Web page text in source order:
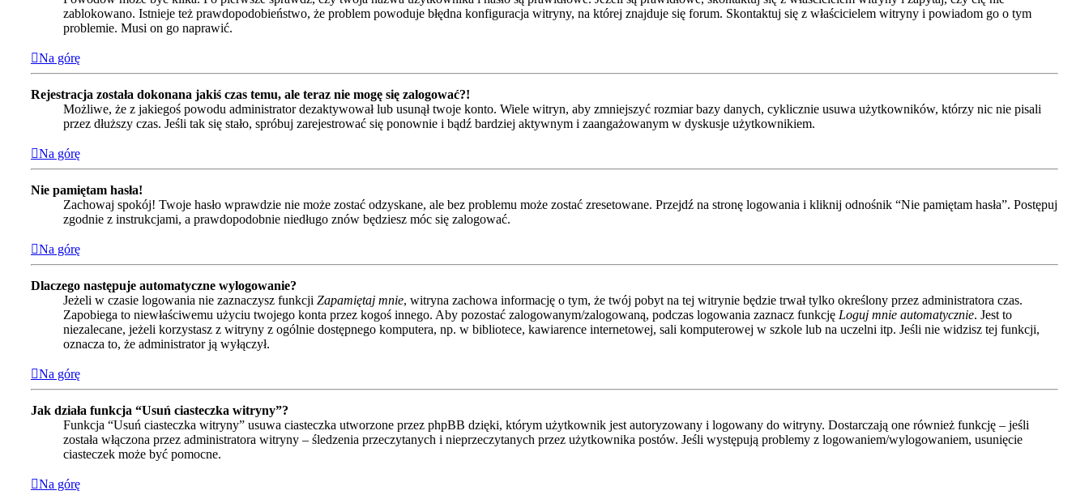
zablokowano. Istnieje też prawdopodobieństwo, że problem powoduje błędna konfiguracja witryny, na której znajduje się forum. Skontaktuj się z właścicielem witryny i powiadom go o tym
problemie. Musi on go naprawić.
Na górę
Rejestracja została dokonana jakiś czas temu, ale teraz nie mogę się zalogować?!
Możliwe, że z jakiegoś powodu administrator dezaktywował lub usunął twoje konto. Wiele witryn, aby zmniejszyć rozmiar bazy danych, cyklicznie usuwa użytkowników, którzy nic nie pisali
przez dłuższy czas. Jeśli tak się stało, spróbuj zarejestrować się ponownie i bądź bardziej aktywnym i zaangażowanym w dyskusje użytkownikiem.
Na górę
Nie pamiętam hasła!
Zachowaj spokój! Twoje hasło wprawdzie nie może zostać odzyskane, ale bez problemu może zostać zresetowane. Przejdź na stronę logowania i kliknij odnośnik “Nie pamiętam hasła”. Postępuj
zgodnie z instrukcjami, a prawdopodobnie niedługo znów będziesz móc się zalogować.
Na górę
Dlaczego następuje automatyczne wylogowanie?
Jeżeli w czasie logowania nie zaznaczysz funkcji Zapamiętaj mnie, witryna zachowa informację o tym, że twój pobyt na tej witrynie będzie trwał tylko określony przez administratora czas.
Zapobiega to niewłaściwemu użyciu twojego konta przez kogoś innego. Aby pozostać zalogowanym/zalogowaną, podczas logowania zaznacz funkcję Loguj mnie automatycznie. Jest to
niezalecane, jeżeli korzystasz z witryny z ogólnie dostępnego komputera, np. w bibliotece, kawiarence internetowej, sali komputerowej w szkole lub na uczelni itp. Jeśli nie widzisz tej funkcji,
oznacza to, że administrator ją wyłączył.
Na górę
Jak działa funkcja “Usuń ciasteczka witryny”?
Funkcja “Usuń ciasteczka witryny” usuwa ciasteczka utworzone przez phpBB dzięki, którym użytkownik jest autoryzowany i logowany do witryny. Dostarczają one również funkcję – jeśli
została włączona przez administratora witryny – śledzenia przeczytanych i nieprzeczytanych przez użytkownika postów. Jeśli występują problemy z logowaniem/wylogowaniem, usunięcie
ciasteczek może być pomocne.
Na górę